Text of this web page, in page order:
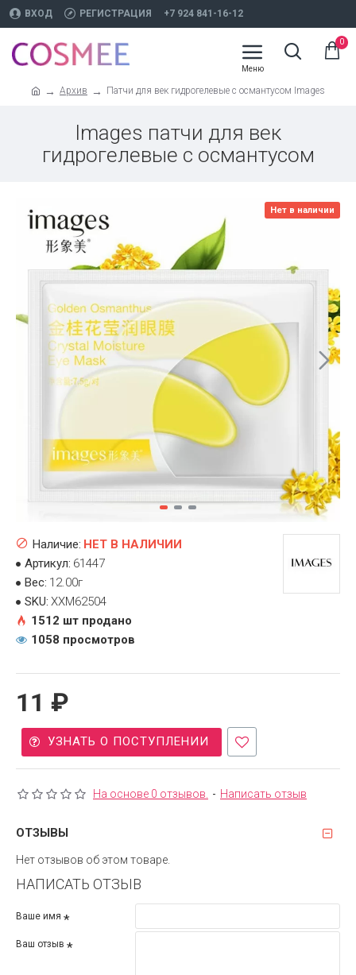
ВХОД РЕГИСТРАЦИЯ +7 924 841-16-12
0
Архив Патчи для век гидрогелевые с османтусом Images
Images патчи для век
гидрогелевые с османтусом
Нет в наличии
На основе 0 отзывов. - Написать отзыв
11 ₽
Наличие: НЕТ В НАЛИЧИИ
Артикул: 61447
Вес: 12.00г
SKU: XXM62504
1512 шт продано
1058 просмотров
УЗНАТЬ О ПОСТУПЛЕНИИ
ОТЗЫВЫ
Нет отзывов об этом товаре.
НАПИСАТЬ ОТЗЫВ
Ваше имя
Ваш отзыв